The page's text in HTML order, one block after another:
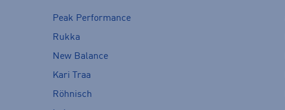
Peak Performance
Rukka
New Balance
Kari Traa
Röhnisch